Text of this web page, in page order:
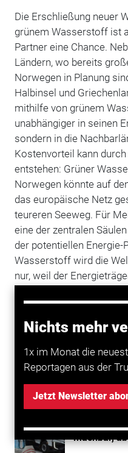
Nichts mehr
1x im Monat die
Reportagen aus der
Jetzt Newsletter
Die Erschließung neuer
grünem Wasserstoff ist
Partner eine Chance.
Ländern, wo bereits
Norwegen in Planung
Halbinsel und
mithilfe von grünem
unabhängiger in seinen
sondern in die
Kostenvorteil kann durch
entstehen: Grüner
Norwegen könnte auf
das europäische Netz
teureren Seeweg. Für
eine der zentralen
der potentiellen
Wasserstoff wird die
nur, weil der
eröffnet uns die
Partnerschaften und
Transport
H2 im
machbar,